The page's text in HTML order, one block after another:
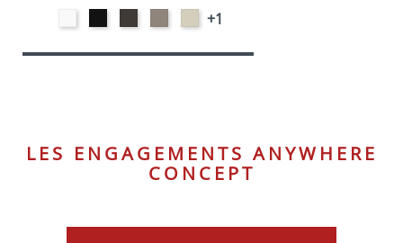
BlancNoir
Polypropylène
Terre
Polypropylène
Taupe
Polypropylène
Chanvre
+1
LES ENGAGEMENTS ANYWHERE
CONCEPT